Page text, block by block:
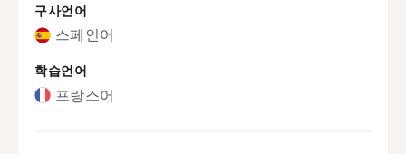
구사언어
스페인어
학습언어
프랑스어